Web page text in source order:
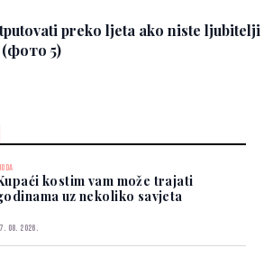
kostim vam može trajati
uz nekoliko savjeta
08. 2026.